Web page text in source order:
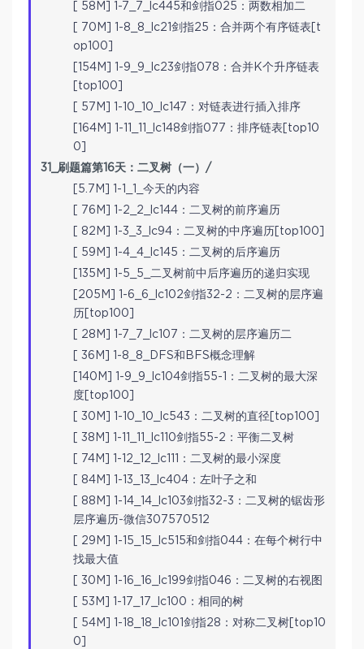
[ 58M] 1-7_7_lc445和剑指025：两数相加二
[ 70M] 1-8_8_lc21剑指25：合并两个有序链表[t
op100]
[154M] 1-9_9_lc23剑指078：合并K个升序链表
[top100]
[ 57M] 1-10_10_lc147：对链表进行插入排序
[164M] 1-11_11_lc148剑指077：排序链表[top10
0]
31_刷题篇第16天：二叉树（一）/
[5.7M] 1-1_1_今天的内容
[ 76M] 1-2_2_lc144：二叉树的前序遍历
[ 82M] 1-3_3_lc94：二叉树的中序遍历[top100]
[ 59M] 1-4_4_lc145：二叉树的后序遍历
[135M] 1-5_5_二叉树前中后序遍历的递归实现
[205M] 1-6_6_lc102剑指32-2：二叉树的层序遍
历[top100]
[ 28M] 1-7_7_lc107：二叉树的层序遍历二
[ 36M] 1-8_8_DFS和BFS概念理解
[140M] 1-9_9_lc104剑指55-1：二叉树的最大深
度[top100]
[ 30M] 1-10_10_lc543：二叉树的直径[top100]
[ 38M] 1-11_11_lc110剑指55-2：平衡二叉树
[ 74M] 1-12_12_lc111：二叉树的最小深度
[ 84M] 1-13_13_lc404：左叶子之和
[ 88M] 1-14_14_lc103剑指32-3：二叉树的锯齿形
层序遍历-微信307570512
[ 29M] 1-15_15_lc515和剑指044：在每个树行中
找最大值
[ 30M] 1-16_16_lc199剑指046：二叉树的右视图
[ 53M] 1-17_17_lc100：相同的树
[ 54M] 1-18_18_lc101剑指28：对称二叉树[top10
0]